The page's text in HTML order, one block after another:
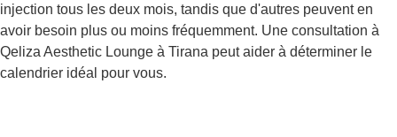
injection tous les deux mois, tandis que d'autres peuvent en
avoir besoin plus ou moins fréquemment. Une consultation à
Qeliza Aesthetic Lounge à Tirana peut aider à déterminer le
calendrier idéal pour vous.